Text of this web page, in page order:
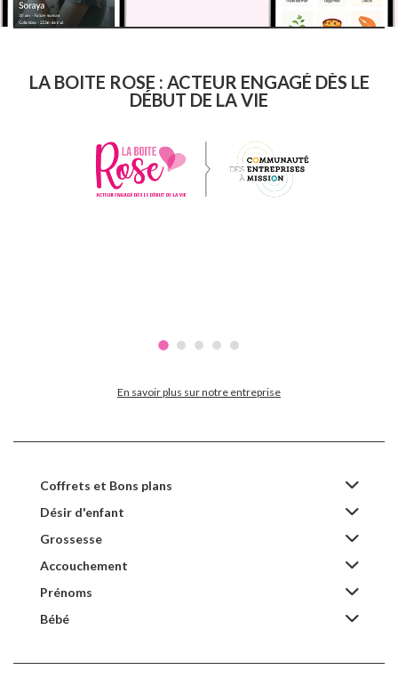
LA BOITE ROSE : ACTEUR ENGAGÉ DÈS LE
DÉBUT DE LA VIE
En savoir plus sur notre entreprise
Coffrets et Bons plans
Désir d'enfant
Grossesse
Accouchement
Prénoms
Bébé